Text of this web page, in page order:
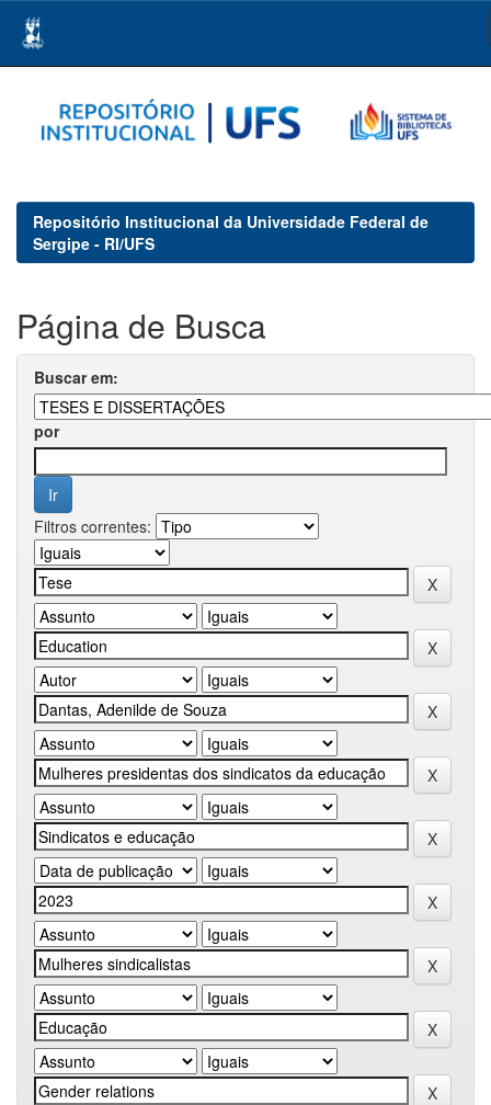
navigation
Repositório Institucional da Universidade Federal de
Sergipe - RI/UFS
Página de Busca
Buscar em:
por
Filtros correntes: